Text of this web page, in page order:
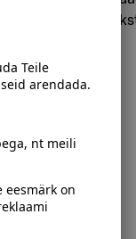
mmi,